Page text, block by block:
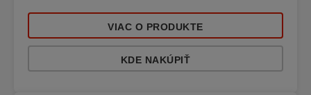
VIAC O PRODUKTE
KDE NAKÚPIŤ